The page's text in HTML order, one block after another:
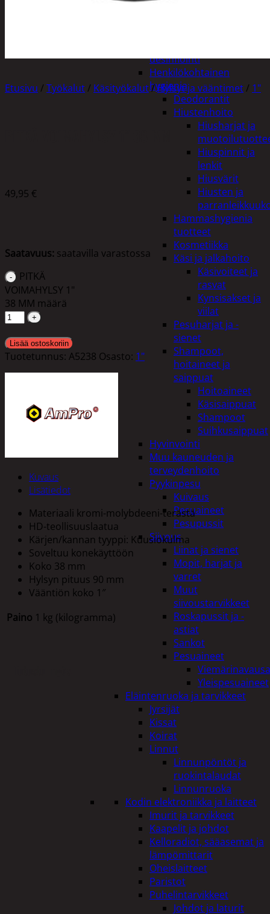
desinfiointi
Henkilökohtainen
hygienia
Deodorantit
Hiustenhoito
Hiusharjat ja
Hiuspinnit ja
lenkit
Hiusvärit
Hiusten ja
Hammashygienia
tuotteet
Kosmetiikka
Käsi ja jalkahoito
Käsivoiteet ja
rasvat
Kynsisakset ja
viilat
Pesuharjat ja -
sienet
Shampoot,
hoitaineet ja
saippuat
Hoitoaineet
Käsisaippuat
Shampoot
Suihkusaippuat
Hyvinvointi
Muu kauneuden ja
terveydenhoito
Pyykinpesu
Kuivaus
Pesuaineet
Pesupussit
Siivous
Liinat ja sienet
Mopit, harjat ja
varret
Muut
siivoustarvikkeet
Roskapussit ja -
astiat
Sankot
Pesuaineet
Yleispesuaineet
Eläintenruoka ja tarvikkeet
Jyrsijät
Kissat
Koirat
Linnut
Linnunpöntöt ja
ruokintalaudat
Linnunruoka
Kodin elektroniikka ja laitteet
Imurit ja tarvikkeet
Kaapelit ja johdot
Kelloradiot, sääasemat ja
lämpömittarit
Oheislaitteet
Paristot
Puhelintarvikkeet
Johdot ja laturit
Etusivu / Työkalut / Käsityökalut/Hylsyt ja vääntimet / 1"
49,95 €
Saatavuus: saatavilla varastossa
PITKÄ
VOIMAHYLSY 1"
38 MM määrä
Lisää ostoskoriin
Tuotetunnus: A5238 Osasto: 1"
Kuvaus
Lisätiedot
Materiaali kromi-molybdeeni-terästä
HD-teollisuuslaatua
Kärjen/kannan tyyppi: Kuusiokulma
Soveltuu konekäyttöön
Koko 38 mm
Hylsyn pituus 90 mm
Vääntiön koko 1″
Paino 1 kg (kilogramma)